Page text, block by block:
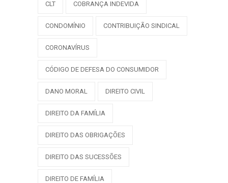
CLT COBRANÇA INDEVIDA
CONDOMÍNIO CONTRIBUIÇÃO SINDICAL
CORONAVÍRUS
CÓDIGO DE DEFESA DO CONSUMIDOR
DANO MORAL DIREITO CIVIL
DIREITO DA FAMÍLIA
DIREITO DAS OBRIGAÇÕES
DIREITO DAS SUCESSÕES
DIREITO DE FAMÍLIA